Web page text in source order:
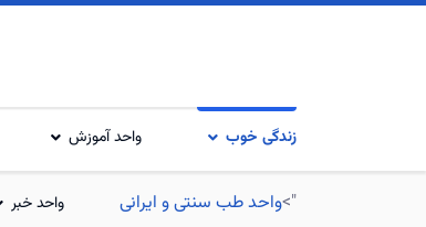
زندگی خوب واحد آموزش
">واحد طب سنتی و ایرانی واحد خبر